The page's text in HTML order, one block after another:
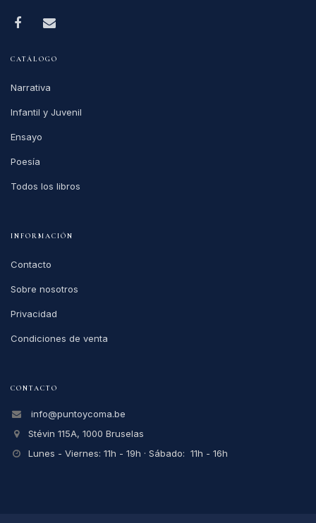
CATÁLOGO
Narrativa
Infantil y Juvenil
Ensayo
Poesía
Todos los libros
INFORMACIÓN
Contacto
Sobre nosotros
Privacidad
Condiciones de venta
CONTACTO
info@puntoycoma.be
Stévin 115A, 1000 Bruselas
Lunes - Viernes: 11h - 19h · Sábado: 11h - 16h